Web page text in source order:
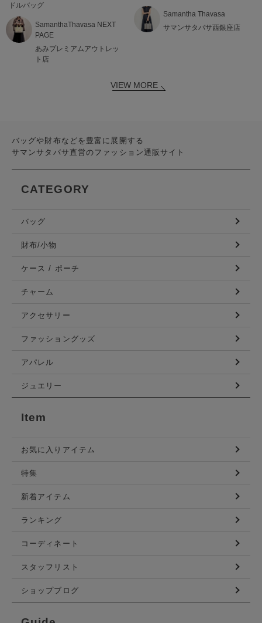
ドルバッグ
SamanthaThavasa NEXT
PAGE
あみプレミアムアウトレッ
ト店
Samantha Thavasa
サマンサタバサ西銀座店
VIEW MORE
バッグや財布などを豊富に展開する
サマンサタバサ直営のファッション通販サイト
CATEGORY
バッグ
財布/小物
ケース / ポーチ
チャーム
アクセサリー
ファッショングッズ
アパレル
ジュエリー
Item
お気に入りアイテム
特集
新着アイテム
ランキング
コーディネート
スタッフリスト
ショップブログ